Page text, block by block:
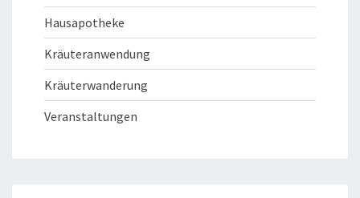
Hausapotheke
Kräuteranwendung
Kräuterwanderung
Veranstaltungen